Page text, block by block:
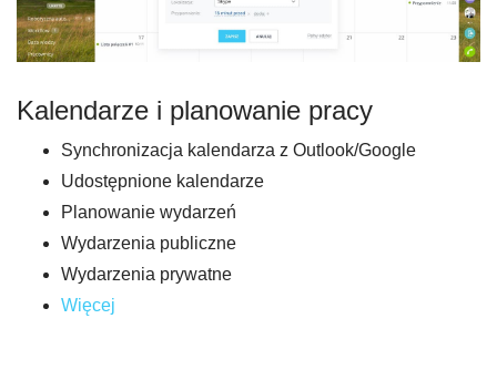
Kalendarze i planowanie pracy
Synchronizacja kalendarza z Outlook/Google
Udostępnione kalendarze
Planowanie wydarzeń
Wydarzenia publiczne
Wydarzenia prywatne
Więcej